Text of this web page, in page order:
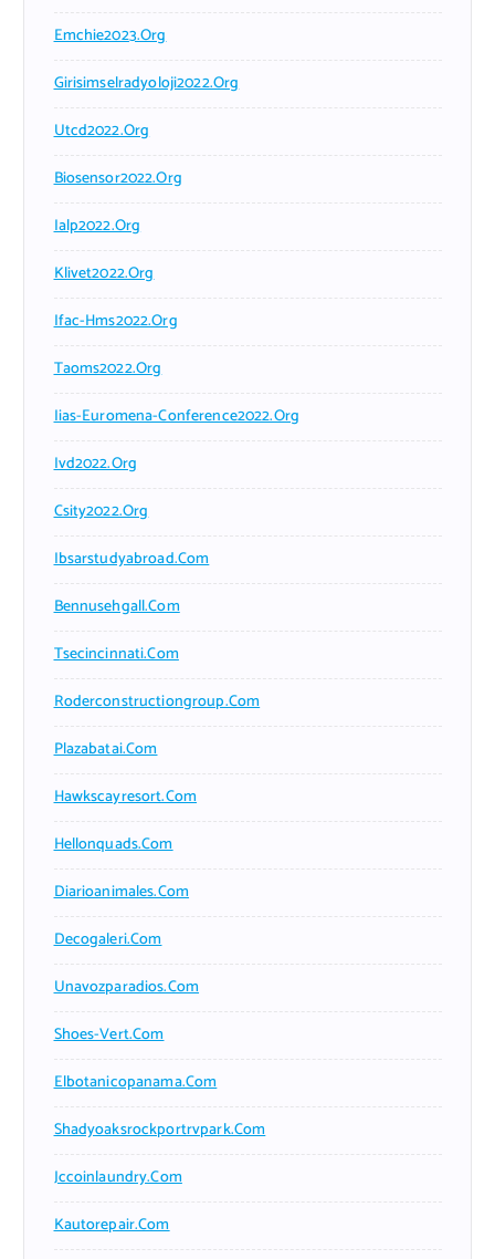
Emchie2023.org
Girisimselradyoloji2022.org
Utcd2022.org
Biosensor2022.org
Ialp2022.org
Klivet2022.org
Ifac-Hms2022.org
Taoms2022.org
Iias-Euromena-Conference2022.org
Ivd2022.org
Csity2022.org
Ibsarstudyabroad.com
Bennusehgall.com
Tsecincinnati.com
Roderconstructiongroup.com
Plazabatai.com
Hawkscayresort.com
Hellonquads.com
Diarioanimales.com
Decogaleri.com
Unavozparadios.com
Shoes-Vert.com
Elbotanicopanama.com
Shadyoaksrockportrvpark.com
Jccoinlaundry.com
Kautorepair.com